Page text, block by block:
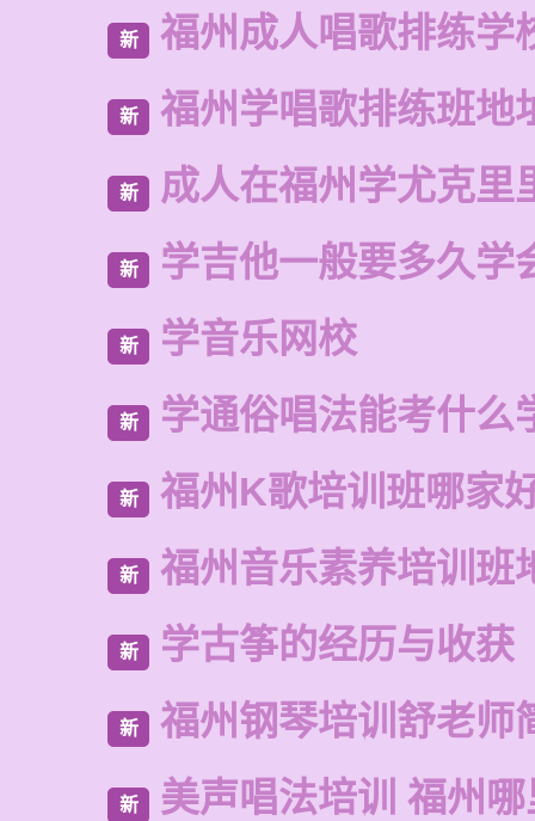
新 福州成人唱歌排练学
新 福州学唱歌排练班地
新 成人在福州学尤克里
新 学吉他一般要多久学
新 学音乐网校
新 学通俗唱法能考什么
新 福州K歌培训班哪家
新 福州音乐素养培训班
新 学古筝的经历与收获
新 福州钢琴培训舒老师
新 美声唱法培训 福州